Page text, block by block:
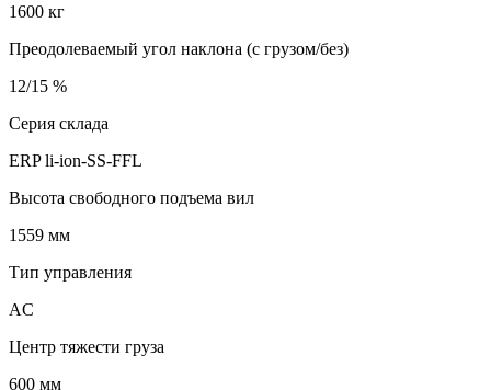
1600 кг
Преодолеваемый угол наклона (с грузом/без)
12/15 %
Серия склада
ERP li-ion-SS-FFL
Высота свободного подъема вил
1559 мм
Тип управления
AC
Центр тяжести груза
600 мм